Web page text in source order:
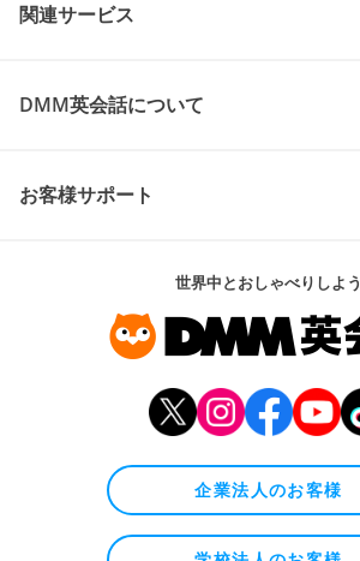
関連サービス
DMM英会話について
お客様サポート
世界中とおしゃべりしよう
企業法人のお客様